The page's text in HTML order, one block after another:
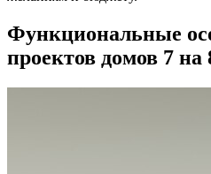
Функциональные
проектов домов 7 на